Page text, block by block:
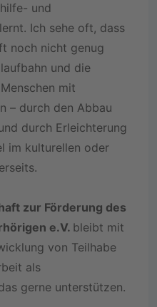
und
Ich sehe oft, dass
noch nicht genug
und die
mit
– durch den Abbau
durch Erleichterung
im kulturellen oder
zur Förderung des
e.V. bleibt mit
von Teilhabe
als
gerne unterstützen.